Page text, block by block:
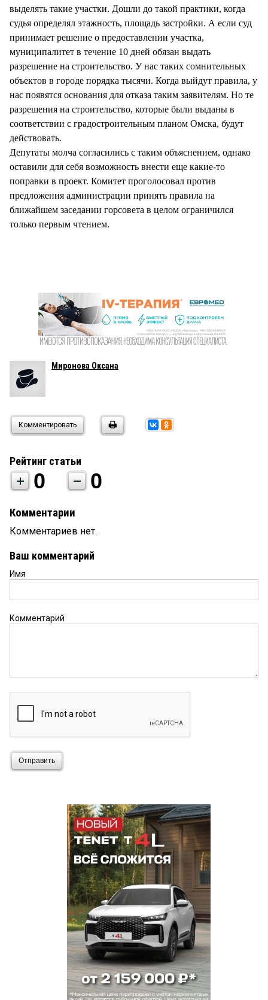
выделять такие участки. Дошли до такой практики, когда
судья определял этажность, площадь застройки. А если суд
принимает решение о предоставлении участка,
муниципалитет в течение 10 дней обязан выдать
разрешение на строительство. У нас таких сомнительных
объектов в городе порядка тысячи. Когда выйдут правила, у
нас появятся основания для отказа таким заявителям. Но те
разрешения на строительство, которые были выданы в
соответствии с градостроительным планом Омска, будут
действовать.
Депутаты молча согласились с таким объяснением, однако
оставили для себя возможность внести еще какие-то
поправки в проект. Комитет проголосовал против
предложения администрации принять правила на
ближайшем заседании горсовета в целом ограничился
только первым чтением.
Миронова Оксана
Комментировать
Рейтинг статьи
0 0
Комментарии
Комментариев нет.
Ваш комментарий
Имя
Комментарий
Отправить